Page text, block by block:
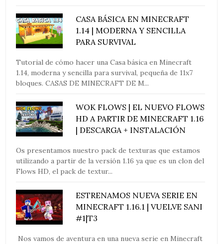
CASA BÁSICA EN MINECRAFT
1.14 | MODERNA Y SENCILLA
PARA SURVIVAL
Tutorial de cómo hacer una Casa básica en Minecraft
1.14, moderna y sencilla para survival, pequeña de 11x7
bloques. CASAS DE MINECRAFT DE M...
WOK FLOWS | EL NUEVO FLOWS
HD A PARTIR DE MINECRAFT 1.16
| DESCARGA + INSTALACIÓN
Os presentamos nuestro pack de texturas que estamos
utilizando a partir de la versión 1.16 ya que es un clon del
Flows HD, el pack de textur...
ESTRENAMOS NUEVA SERIE EN
MINECRAFT 1.16.1 | VUELVE SANI
#1|T3
Nos vamos de aventura en una nueva serie en Minecraft